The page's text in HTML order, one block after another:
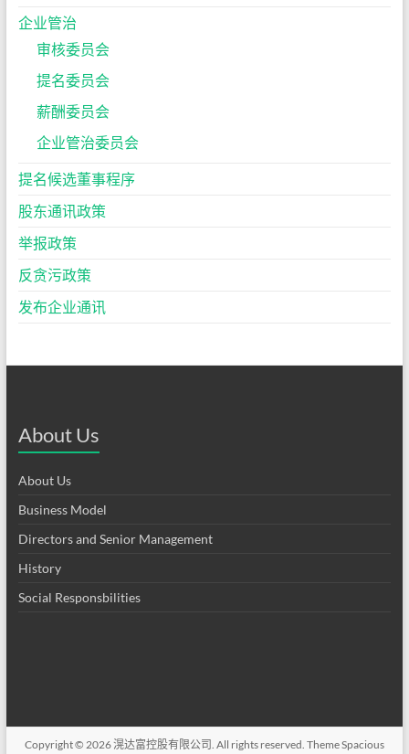
企业管治
审核委员会
提名委员会
薪酬委员会
企业管治委员会
提名候选董事程序
股东通讯政策
举报政策
反贪污政策
发布企业通讯
About Us
About Us
Business Model
Directors and Senior Management
History
Social Responsbilities
Copyright © 2026滉达富控股有限公司. All rights reserved. ThemeSpacious